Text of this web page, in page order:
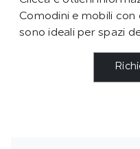
Comodini e mobili con
sono ideali per spazi